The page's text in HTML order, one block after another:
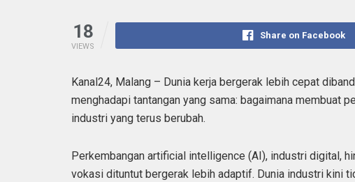
18
VIEWS
Share on Facebook
Kanal24, Malang – Dunia kerja bergerak lebih cepat
menghadapi tantangan yang sama: bagaimana membuat
industri yang terus berubah.
Perkembangan artificial intelligence (AI), industri digital,
vokasi dituntut bergerak lebih adaptif. Dunia industri kini